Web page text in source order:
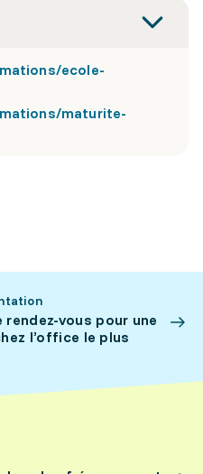
ecole-
maturite-
vous pour une
l’office le plus